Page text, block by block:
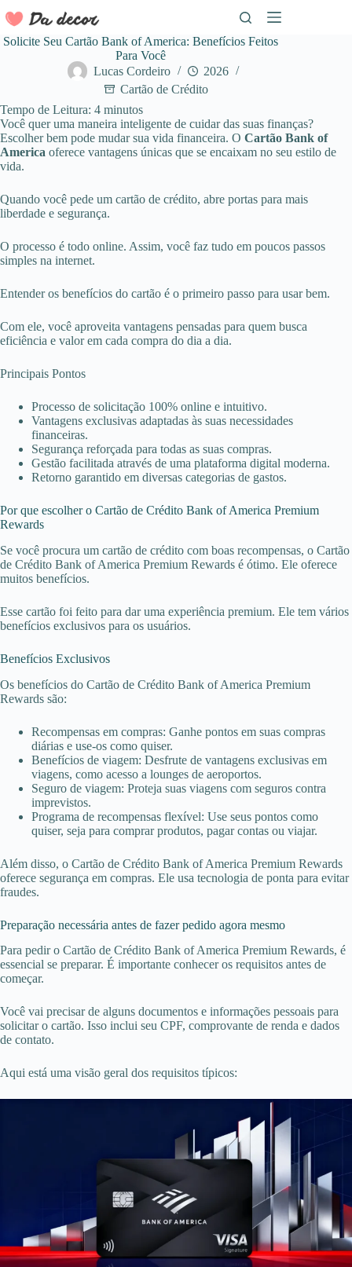
para
o
conteúdo
Solicite Seu Cartão Bank of America: Benefícios Feitos
Para Você
Lucas Cordeiro
2026
Cartão de Crédito
Tempo de Leitura: 4 minutos
Você quer uma maneira inteligente de cuidar das suas finanças?
Escolher bem pode mudar sua vida financeira. O Cartão Bank of
America oferece vantagens únicas que se encaixam no seu estilo de
vida.
Quando você pede um cartão de crédito, abre portas para mais
liberdade e segurança.
O processo é todo online. Assim, você faz tudo em poucos passos
simples na internet.
Entender os benefícios do cartão é o primeiro passo para usar bem.
Com ele, você aproveita vantagens pensadas para quem busca
eficiência e valor em cada compra do dia a dia.
Principais Pontos
Processo de solicitação 100% online e intuitivo.
Vantagens exclusivas adaptadas às suas necessidades
financeiras.
Segurança reforçada para todas as suas compras.
Gestão facilitada através de uma plataforma digital moderna.
Retorno garantido em diversas categorias de gastos.
Por que escolher o Cartão de Crédito Bank of America Premium
Rewards
Se você procura um cartão de crédito com boas recompensas, o Cartão
de Crédito Bank of America Premium Rewards é ótimo. Ele oferece
muitos benefícios.
Esse cartão foi feito para dar uma experiência premium. Ele tem vários
benefícios exclusivos para os usuários.
Benefícios Exclusivos
Os benefícios do Cartão de Crédito Bank of America Premium
Rewards são:
Recompensas em compras: Ganhe pontos em suas compras
diárias e use-os como quiser.
Benefícios de viagem: Desfrute de vantagens exclusivas em
viagens, como acesso a lounges de aeroportos.
Seguro de viagem: Proteja suas viagens com seguros contra
imprevistos.
Programa de recompensas flexível: Use seus pontos como
quiser, seja para comprar produtos, pagar contas ou viajar.
Além disso, o Cartão de Crédito Bank of America Premium Rewards
oferece segurança em compras. Ele usa tecnologia de ponta para evitar
fraudes.
Preparação necessária antes de fazer pedido agora mesmo
Para pedir o Cartão de Crédito Bank of America Premium Rewards, é
essencial se preparar. É importante conhecer os requisitos antes de
começar.
Você vai precisar de alguns documentos e informações pessoais para
solicitar o cartão. Isso inclui seu CPF, comprovante de renda e dados
de contato.
Aqui está uma visão geral dos requisitos típicos: